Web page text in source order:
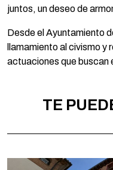
juntos, un deseo de
Desde el Ayuntamiento
llamamiento al civismo
actuaciones que buscan
TE